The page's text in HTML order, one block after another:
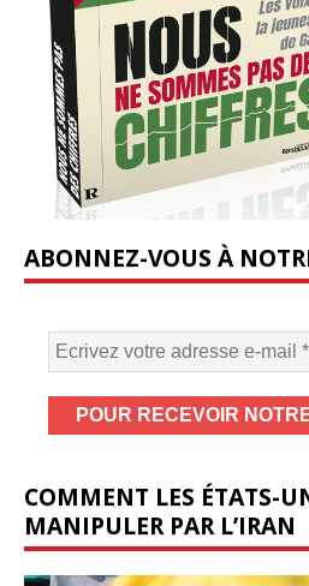
ABONNEZ-VOUS À
COMMENT LES ÉTATS-
MANIPULER PAR L’IRAN